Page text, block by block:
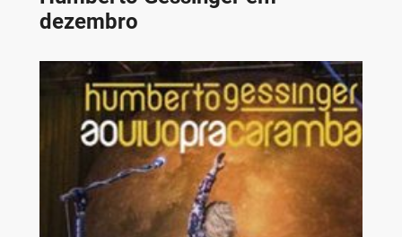
dezembro